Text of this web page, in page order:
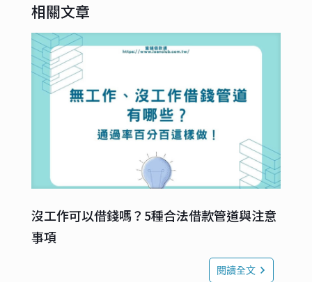
相關文章
沒工作可以借錢嗎？5種合法借款管道與注意
事項
閱讀全文